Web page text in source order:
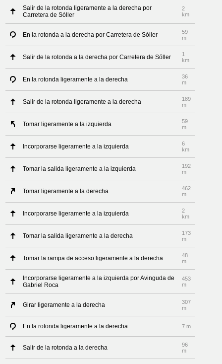
Salir de la rotonda ligeramente a la derecha por
Carretera de Sóller
2
km
En la rotonda a la derecha por Carretera de Sóller
59
m
Salir de la rotonda a la derecha por Carretera de Sóller
1
km
En la rotonda ligeramente a la derecha
36
m
Salir de la rotonda ligeramente a la derecha
189
m
Tomar ligeramente a la izquierda
59
m
Incorporarse ligeramente a la izquierda
6
km
Tomar la salida ligeramente a la izquierda
192
m
Tomar ligeramente a la derecha
462
m
Incorporarse ligeramente a la izquierda
2
km
Tomar la salida ligeramente a la derecha
173
m
Tomar la rampa de acceso ligeramente a la derecha
48
m
Incorporarse ligeramente a la izquierda por Avinguda de
Gabriel Roca
453
m
Girar ligeramente a la derecha
307
m
En la rotonda ligeramente a la derecha 7 m
Salir de la rotonda a la derecha
96
m